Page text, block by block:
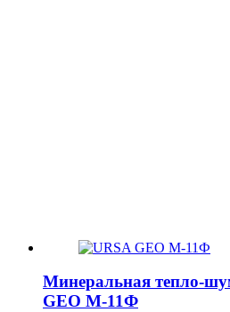
Минеральная тепло-
GEO М-11Ф